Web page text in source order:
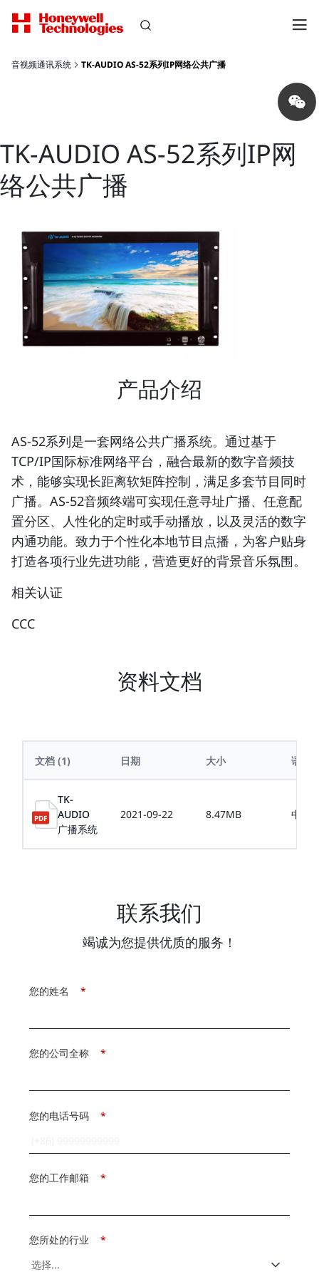
音视频通讯系统 TK-AUDIO AS-52系列IP网络公共广播
Share
on
wechat
TK-AUDIO AS-52系列IP网
络公共广播
产品介绍
AS-52系列是一套网络公共广播系统。通过基于
TCP/IP国际标准网络平台，融合最新的数字音频技
术，能够实现长距离软矩阵控制，满足多套节目同时
广播。AS-52音频终端可实现任意寻址广播、任意配
置分区、人性化的定时或手动播放，以及灵活的数字
内通功能。致力于个性化本地节目点播，为客户贴身
打造各项行业先进功能，营造更好的背景音乐氛围。
相关认证
CCC
资料文档
文档 (1) 日期 大小 语言
TK-
AUDIO
广播系统
2021-09-22 8.47MB 中文
联系我们
竭诚为您提供优质的服务！
*
您的姓名
*
您的公司全称
*
您的电话号码
*
您的工作邮箱
*
您所处的行业